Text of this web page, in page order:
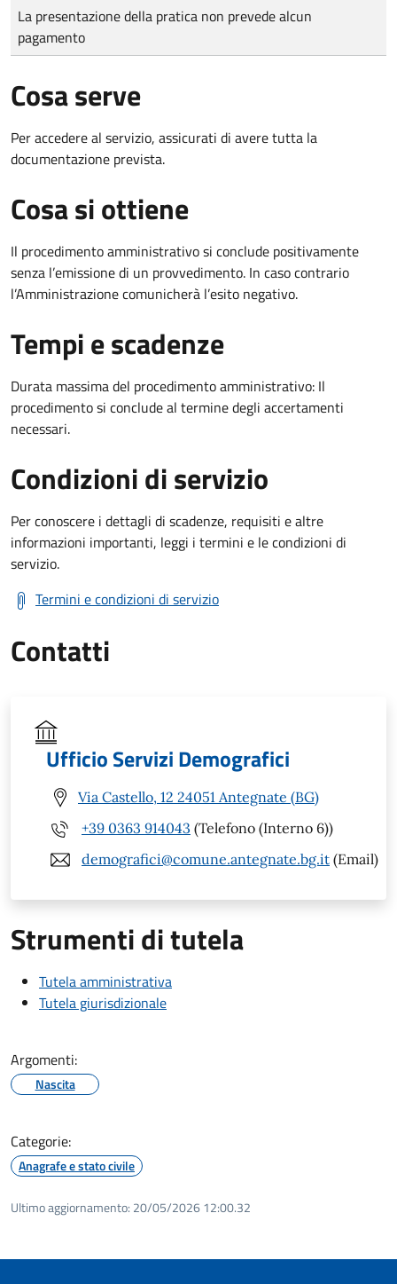
Tipo di pagamento
Importo
La presentazione della pratica non prevede alcun
pagamento
Cosa serve
Per accedere al servizio, assicurati di avere tutta la
documentazione prevista.
Cosa si ottiene
Il procedimento amministrativo si conclude positivamente
senza l’emissione di un provvedimento. In caso contrario
l’Amministrazione comunicherà l’esito negativo.
Tempi e scadenze
Durata massima del procedimento amministrativo: Il
procedimento si conclude al termine degli accertamenti
necessari.
Condizioni di servizio
Per conoscere i dettagli di scadenze, requisiti e altre
informazioni importanti, leggi i termini e le condizioni di
servizio.
Termini e condizioni di servizio
Contatti
Ufficio Servizi Demografici
Via Castello, 12 24051 Antegnate (BG)
+39 0363 914043 (Telefono (Interno 6))
demografici@comune.antegnate.bg.it (Email)
Strumenti di tutela
Tutela amministrativa
Tutela giurisdizionale
Argomenti:
Nascita
Categorie:
Anagrafe e stato civile
Ultimo aggiornamento: 20/05/2026 12:00.32